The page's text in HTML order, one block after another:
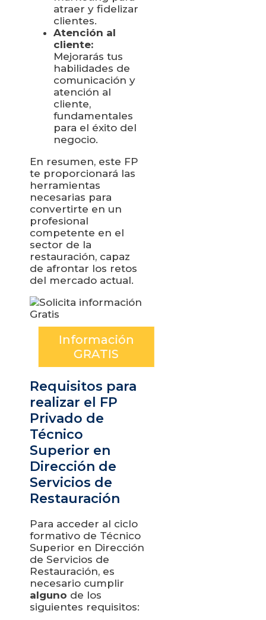
atraer y fidelizar
clientes.
Atención al
cliente:
Mejorarás tus
habilidades de
comunicación y
atención al
cliente,
fundamentales
para el éxito del
negocio.
En resumen, este FP
te proporcionará las
herramientas
necesarias para
convertirte en un
profesional
competente en el
sector de la
restauración, capaz
de afrontar los retos
del mercado actual.
Información
GRATIS
Requisitos para
realizar el FP
Privado de
Técnico
Superior en
Dirección de
Servicios de
Restauración
Para acceder al ciclo
formativo de Técnico
Superior en Dirección
de Servicios de
Restauración, es
necesario cumplir
alguno de los
siguientes requisitos: